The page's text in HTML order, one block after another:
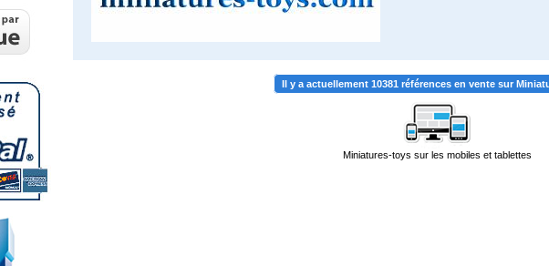
Il y a actuellement 10381 références en vente sur
Miniatures-toys sur les mobiles et tablettes